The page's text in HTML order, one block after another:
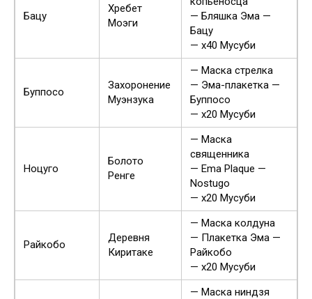
Бацу
Хребет
Моэги
— Бляшка Эма —
Бацу
— x40 Мусуби
Буппосо
Захоронение
Муэнзука
— Маска стрелка
— Эма-плакетка —
Буппосо
— x20 Мусуби
Ноцуго
Болото
Ренге
— Маска
священника
— Ema Plaque —
Nostugo
— x20 Мусуби
Райкобо
Деревня
Киритаке
— Маска колдуна
— Плакетка Эма —
Райкобо
— x20 Мусуби
— Маска ниндзя